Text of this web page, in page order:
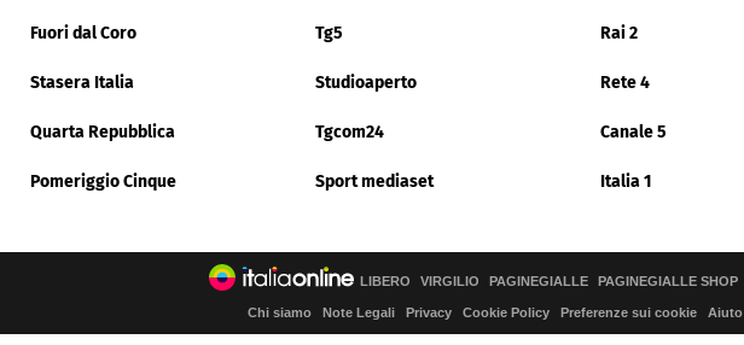
Fuori dal Coro Tg5 Rai 2
Stasera Italia Studioaperto Rete 4
Quarta Repubblica Tgcom24 Canale 5
Pomeriggio Cinque Sport mediaset Italia 1
LIBERO VIRGILIO PAGINEGIALLE PAGINEGIALLE SHOP
Chi siamo Note Legali Privacy Cookie Policy Preferenze sui cookie Aiuto